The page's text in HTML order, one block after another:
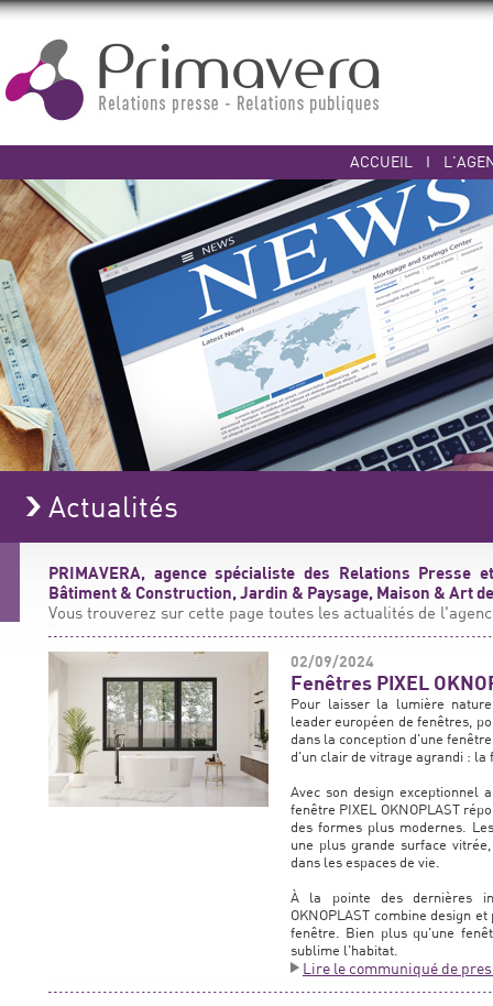
ACCUEIL I
Actualités
PRIMAVERA, agence spécialiste des Relations Presse
Bâtiment & Construction, Jardin & Paysage, Maison & Art
Vous trouverez sur cette page toutes les actualités de
02/09/2024
Fenêtres PIXEL
Pour laisser la lumière
leader européen de fenêtres,
dans la conception d'une
d'un clair de vitrage agrandi : la
Avec son design exceptionnel
fenêtre PIXEL OKNOPLAST
des formes plus modernes.
une plus grande surface
dans les espaces de vie.
À la pointe des dernières
OKNOPLAST combine design
fenêtre. Bien plus qu'une
sublime l'habitat.
Lire le communiqué de